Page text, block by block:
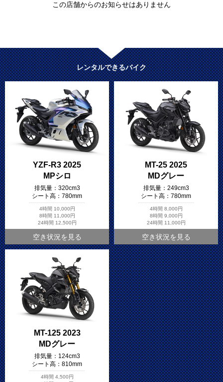
この店舗からのお知らせはありません
レンタルできるバイク
YZF-R3 2025
MPシロ
排気量： 320cm3
シート高： 780mm
4時間 10,000円
8時間 11,000円
24時間 12,500円
空き状況を見る
MT-25 2025
MDグレー
排気量： 249cm3
シート高： 780mm
4時間 8,000円
8時間 9,000円
24時間 11,000円
空き状況を見る
MT-125 2023
MDグレー
排気量： 124cm3
シート高： 810mm
4時間 4,500円